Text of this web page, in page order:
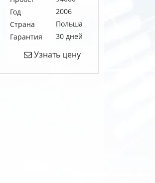
Год
2006
Страна
Польша
Гарантия
30 дней
Узнать цену